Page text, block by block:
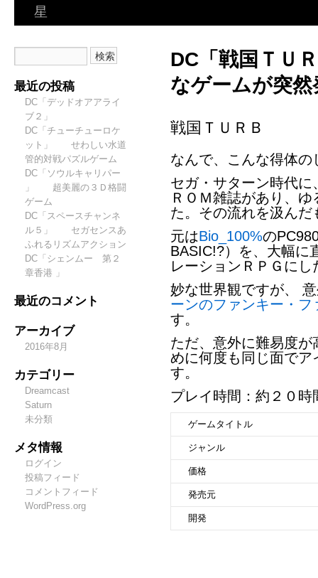
星
最近の投稿
DC「デッドオアアライ
ブ２」
DC「チューチューロケ
ット」 せわしい水道
管的対戦パズルゲーム
DC「ソウルキャリパー
」 超美麗の３Ｄ格闘
ゲーム
DC「スペースチャンネ
ル５」 セガセンスあ
ふれるリズムアクション
DC「シェンムー 第２
章香港 」
最近のコメント
アーカイブ
2016年8月
カテゴリー
Dreamcast
Saturn
未分類
メタ情報
ログイン
投稿フィード
コメントフィード
WordPress.org
DC「戦国Ｔ
なゲームが突然
戦国ＴＵＲＢ
なんで、こんな得体
セガ・サターン時代
ＲＯＭ雑誌があり、
た。その流れを汲ん
元はBio_100%の
BASIC!?）を、大幅に
レーションＲＰＧに
妙な世界観ですが、
ーンのファンキー・フ
す。
ただ、意外に難易度
めに何度も同じ面で
す。
プレイ時間：約２０時
ゲームタイトル
ジャンル
価格
発売元
開発